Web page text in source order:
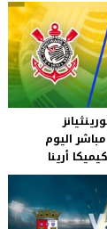
مباشر اليوم
كيميكا أرينا